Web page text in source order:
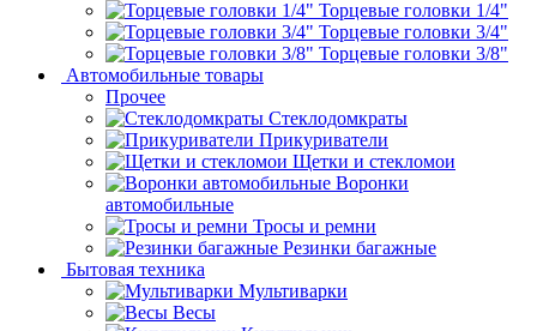
Торцевые головки 1/4"
Торцевые головки 3/4"
Торцевые головки 3/8"
Автомобильные товары
Прочее
Стеклодомкраты
Прикуриватели
Щетки и стекломои
Воронки
автомобильные
Тросы и ремни
Резинки багажные
Бытовая техника
Мультиварки
Весы